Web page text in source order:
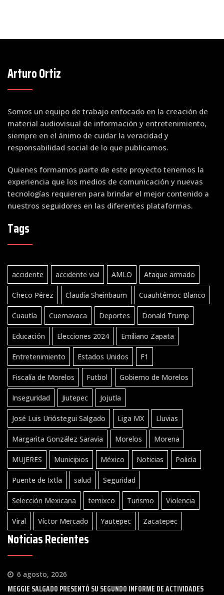
Arturo Ortiz
Somos un equipo de trabajo enfocado en la creación de
material audiovisual de información y entretenimiento,
siempre en el ánimo de cuidar la veracidad y
responsabilidad social de lo que publicamos.
Quienes formamos parte de este proyecto tenemos la
experiencia que los medios de comunicación y nuevas
tecnologías requieren para brindar el mejor contenido a
nuestros seguidores en las diferentes plataformas.
Tags
accidente accidente vial AMLO Ataque armado
Checo Pérez Claudia Sheinbaum Cuauhtémoc Blanco
Cuautla Cuernavaca Deportes Donald Trump
Educación Elecciones 2024 Emiliano Zapata
Entretenimiento Estados Unidos F1
Fiscalía de Morelos Futbol Gobierno de Morelos
Inseguridad Jiutepec Jojutla
José Luis Urióstegui Salgado Liga MX Lluvias
Margarita González Saravia Morelos Morena
MUJERES Municipios México Noticias Policía
Puente de Ixtla salud Seguridad
Selección Mexicana temixco Turismo Violencia
Viral Víctor Mercado Yautepec Zacatepec
Noticias Recientes
6 agosto, 2026
MEGGIE SALGADO PRESENTÓ SU SEGUNDO INFORME DE ACTIVIDADES